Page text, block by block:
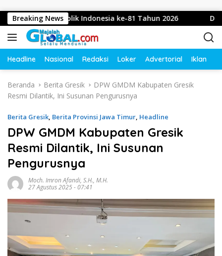
Breaking News
Republik Indonesia ke-81 Tahun 2026 Diduga
Headline Nasional Redaksi Loker Advertorial Iklan
Beranda Berita Gresik
DPW GMDM Kabupaten Gresik
Resmi Dilantik, Ini Susunan Pengurusnya
Berita Gresik, Berita Provinsi Jawa Timur, Headline
DPW GMDM Kabupaten Gresik
Resmi Dilantik, Ini Susunan
Pengurusnya
Moch. Imron Afandi, S.H., M.H.
27 Agustus 2025 - 07:41